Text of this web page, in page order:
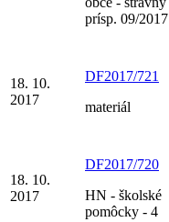
prísp. 09/2017
18. 10.
2017
DF2017/721
materiál
18. 10.
2017
DF2017/720
HN - školské
pomôcky - 4